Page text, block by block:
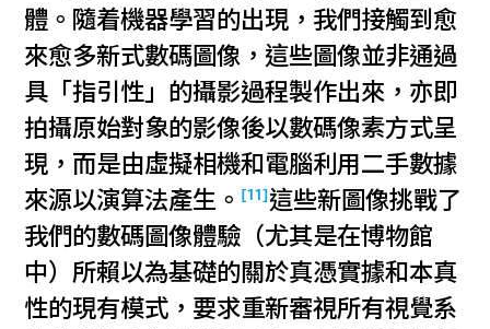
體。隨着機器學習的出現，我們接觸到愈
來愈多新式數碼圖像，這些圖像並非通過
具「指引性」的攝影過程製作出來，亦即
拍攝原始對象的影像後以數碼像素方式呈
現，而是由虛擬相機和電腦利用二手數據
來源以演算法產生。 [11]這些新圖像挑戰了
我們的數碼圖像體驗（尤其是在博物館
中）所賴以為基礎的關於真憑實據和本真
性的現有模式，要求重新審視所有視覺系